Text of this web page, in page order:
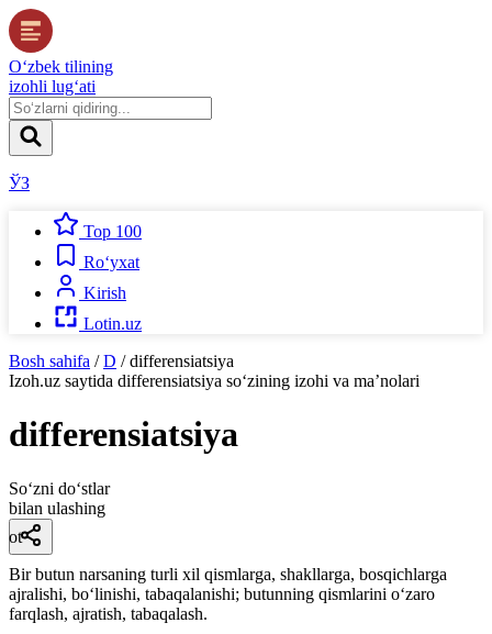
O‘zbek tilining
izohli lug‘ati
ЎЗ
Top 100
Ro‘yxat
Kirish
Lotin.uz
Bosh sahifa / D / differensiatsiya
Izoh.uz saytida differensiatsiya so‘zining izohi va ma’nolari
differensiatsiya
So‘zni do‘stlar
bilan ulashing
ot
Bir butun narsaning turli xil qismlarga, shakllarga, bosqichlarga
ajralishi, boʻlinishi, tabaqalanishi; butunning qismlarini oʻzaro
farqlash, ajratish, tabaqalash.